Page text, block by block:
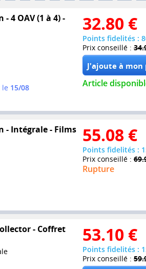
4 OAV (1 à 4) -
15/08
32.80 €
Points fidelités :
Prix conseillé :
Article
- Intégrale - Films 55.08 €
Points fidelités :
Prix conseillé :
Rupture
- Coffret
53.10 €
Points fidelités :
Prix conseillé :